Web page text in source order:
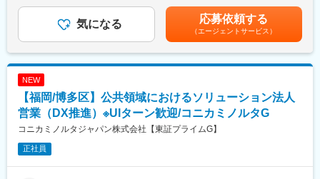
変更の範囲：会社の定める業務
と考えています。
・自身で考えた企画や施策の反響を数字で見ることができるた
め、とてもやりがいがあり、自身の成長を体感していただけま
・売上目標達成に向けたEC運営全般の推進
・販促施策や各種更新作業（商品情報・価格・キャンペーン等）
の進行管理・実行
・EC運営で発生する課題・トラブルへの対応および改善
改定：年1回 （6月）■賞与：年2回（5月・11月）賃金はあくまで
も目安の金額であり、選考を通じて上下する可能性があります。
月給(月額)は固定手当を含めた表記です。
気になる 応募依頼する
（エージェントサービス）
NEW
【福岡/博多区】公共領域におけるソリューション法人
営業（DX推進）※UIターン歓迎/コニカミノルタG
コニカミノルタジャパン株式会社【東証プライムG】
正社員